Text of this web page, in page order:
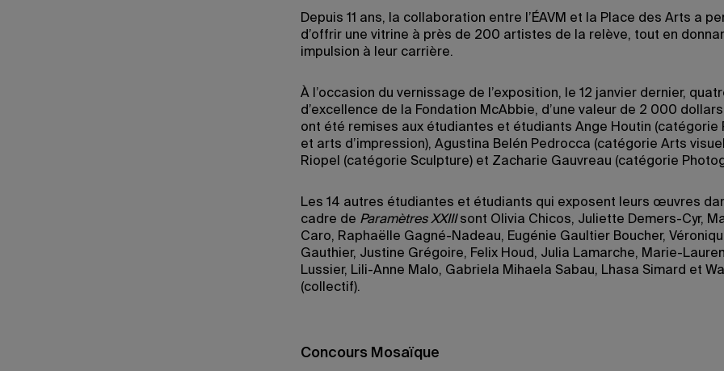
Depuis 11 ans, la collaboration entre l’ÉAVM et la Place des Arts a
d’offrir une vitrine à près de 200 artistes de la relève, tout en
impulsion à leur carrière.
À l’occasion du vernissage de l’exposition, le 12 janvier dernier,
d’excellence de la Fondation McAbbie, d’une valeur de 2 000
ont été remises aux étudiantes et étudiants Ange Houtin (catégorie
et arts d’impression), Agustina Belén Pedrocca (catégorie Arts
Riopel (catégorie Sculpture) et Zacharie Gauvreau (catégorie
Les 14 autres étudiantes et étudiants qui exposent leurs œuvres
cadre de Paramètres XXIIIsont Olivia Chicos, Juliette Demers-Cyr,
Caro, Raphaëlle Gagné-Nadeau, Eugénie Gaultier Boucher,
Gauthier, Justine Grégoire, Felix Houd, Julia Lamarche, Marie-
Lussier, Lili-Anne Malo, Gabriela Mihaela Sabau, Lhasa Simard et
(collectif).
Concours Mosaïque